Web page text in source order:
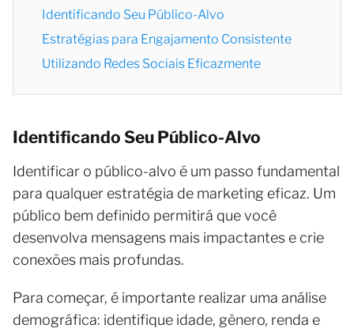
Identificando Seu Público-Alvo
Estratégias para Engajamento Consistente
Utilizando Redes Sociais Eficazmente
Identificando Seu Público-Alvo
Identificar o público-alvo é um passo fundamental
para qualquer estratégia de marketing eficaz. Um
público bem definido permitirá que você
desenvolva mensagens mais impactantes e crie
conexões mais profundas.
Para começar, é importante realizar uma análise
demográfica: identifique idade, gênero, renda e